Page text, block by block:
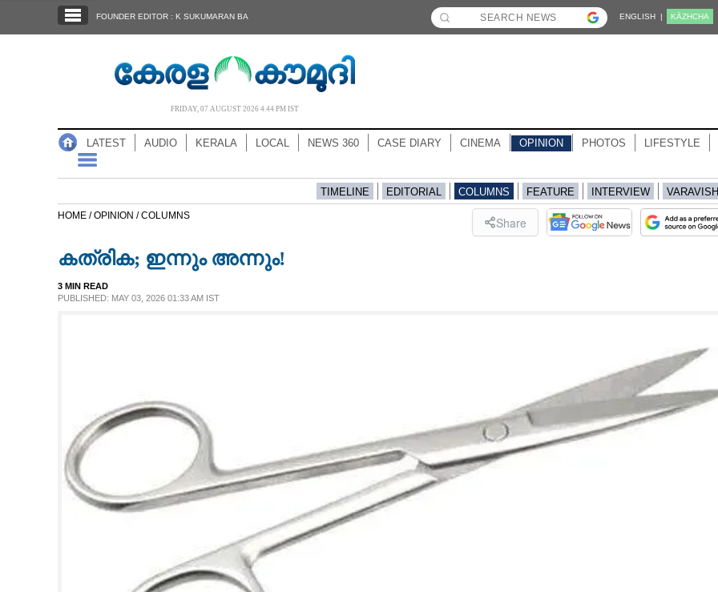
NOTIFIED NEWS
FOUNDER EDITOR : K SUKUMARAN BA ENGLISH | KĀZHCHA
FRIDAY, 07 AUGUST 2026 4.44 PM IST
LATEST AUDIO KERALA LOCAL NEWS 360 CASE DIARY CINEMA OPINION PHOTOS LIFESTYLE
TIMELINE EDITORIAL COLUMNS FEATURE INTERVIEW
HOME /OPINION /COLUMNS Share
കത്രിക; ഇന്നും അന്നും!
3 MIN READ
PUBLISHED: MAY 03, 2026 01:33 AM IST